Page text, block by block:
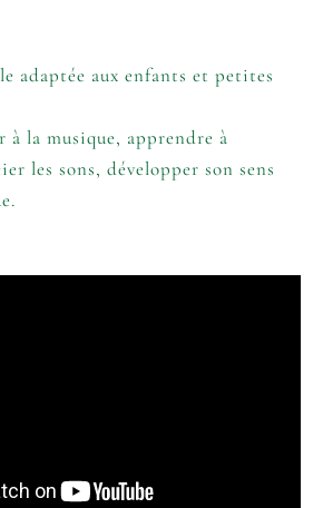
adaptée aux enfants et petites
à la musique, apprendre à
les sons, développer son sens